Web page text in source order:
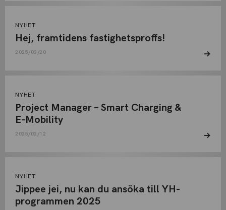
NYHET
Hej, framtidens fastighetsproffs!
2025/03/20
NYHET
Project Manager – Smart Charging &
E-Mobility
2025/02/12
NYHET
Jippee jei, nu kan du ansöka till YH-
programmen 2025